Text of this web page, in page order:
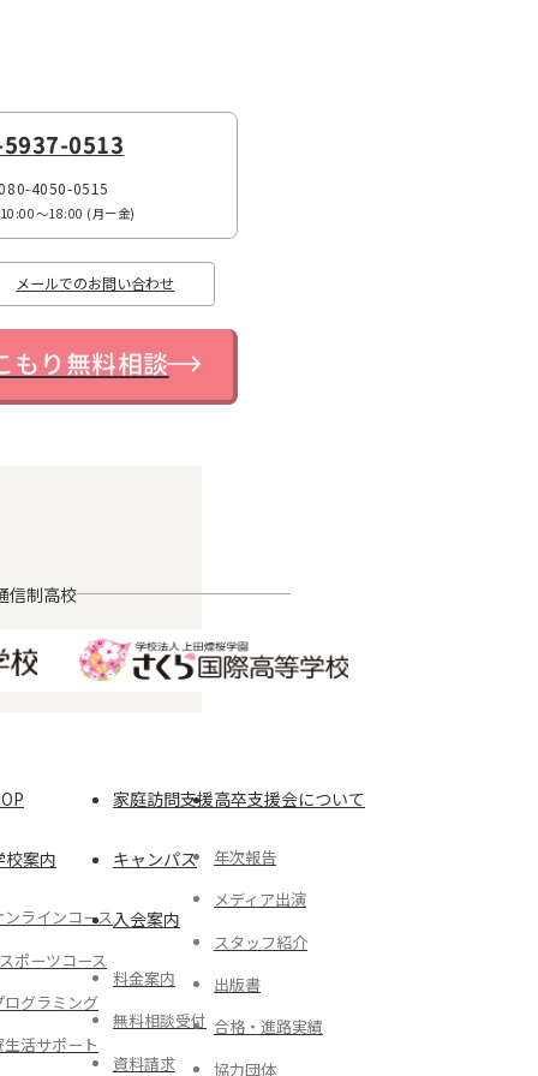
0513
4050-0515
〜18:00 (月ー金)
メールでのお問い合わせ
もり無料相談
信制高校
校案内
ンラインコース
ポーツコース
ログラミング
生活サポート
家庭訪問支援
キャンパス
入会案内
料金案内
無料相談受付
資料請求
高卒支援会について
年次報告
メディア出演
スタッフ紹介
出版書
合格・進路実績
協力団体